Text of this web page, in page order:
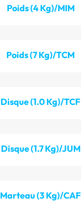
Poids (4 Kg)/MIM
Poids (7 Kg)/TCM
Disque (1.0 Kg)/TCF
Disque (1.7 Kg)/JUM
Marteau (3 Kg)/CAF